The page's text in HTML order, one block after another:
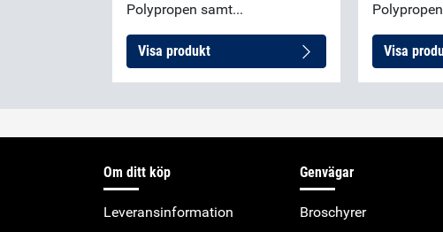
Polypropen samt...
Visa produkt Visa
Om ditt köp
Leveransinformation
Genvägar
Broschyrer